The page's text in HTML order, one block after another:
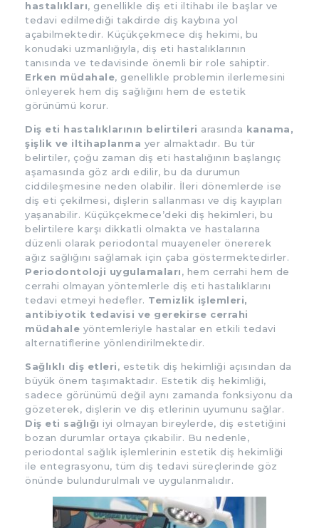
hastalıkları, genellikle diş eti iltihabı ile başlar ve
tedavi edilmediği takdirde diş kaybına yol
açabilmektedir. Küçükçekmece diş hekimi, bu
konudaki uzmanlığıyla, diş eti hastalıklarının
tanısında ve tedavisinde önemli bir role sahiptir.
Erken müdahale, genellikle problemin ilerlemesini
önleyerek hem diş sağlığını hem de estetik
görünümü korur.
Diş eti hastalıklarının belirtileri arasında kanama,
şişlik ve iltihaplanma yer almaktadır. Bu tür
belirtiler, çoğu zaman diş eti hastalığının başlangıç
aşamasında göz ardı edilir, bu da durumun
ciddileşmesine neden olabilir. İleri dönemlerde ise
diş eti çekilmesi, dişlerin sallanması ve diş kayıpları
yaşanabilir. Küçükçekmece’deki diş hekimleri, bu
belirtilere karşı dikkatli olmakta ve hastalarına
düzenli olarak periodontal muayeneler önererek
ağız sağlığını sağlamak için çaba göstermektedirler.
Periodontoloji uygulamaları, hem cerrahi hem de
cerrahi olmayan yöntemlerle diş eti hastalıklarını
tedavi etmeyi hedefler. Temizlik işlemleri,
antibiyotik tedavisi ve gerekirse cerrahi
müdahale yöntemleriyle hastalar en etkili tedavi
alternatiflerine yönlendirilmektedir.
Sağlıklı diş etleri, estetik diş hekimliği açısından da
büyük önem taşımaktadır. Estetik diş hekimliği,
sadece görünümü değil aynı zamanda fonksiyonu da
gözeterek, dişlerin ve diş etlerinin uyumunu sağlar.
Diş eti sağlığı iyi olmayan bireylerde, diş estetiğini
bozan durumlar ortaya çıkabilir. Bu nedenle,
periodontal sağlık işlemlerinin estetik diş hekimliği
ile entegrasyonu, tüm diş tedavi süreçlerinde göz
önünde bulundurulmalı ve uygulanmalıdır.